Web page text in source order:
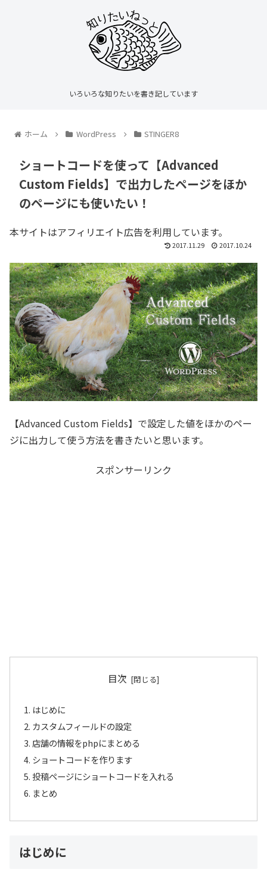
いろいろな知りたいを書き記しています
ホーム WordPress STINGER8
ショートコードを使って【Advanced
Custom Fields】で出力したページをほか
のページにも使いたい！
本サイトはアフィリエイト広告を利用しています。
2017.11.29 2017.10.24
【Advanced Custom Fields】で設定した値をほかのペー
ジに出力して使う方法を書きたいと思います。
スポンサーリンク
目次
はじめに
カスタムフィールドの設定
店舗の情報をphpにまとめる
ショートコードを作ります
投稿ページにショートコードを入れる
まとめ
はじめに